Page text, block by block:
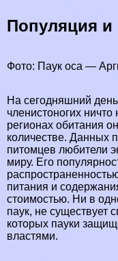
Популяция и
Фото: Паук оса —
На сегодняшний
члeнистоногих
регионах обитания
количестве. Данных
питомцев любители
миру. Его
питания и
стоимостью. Ни в
паук, не существует
которых пауки
властями.